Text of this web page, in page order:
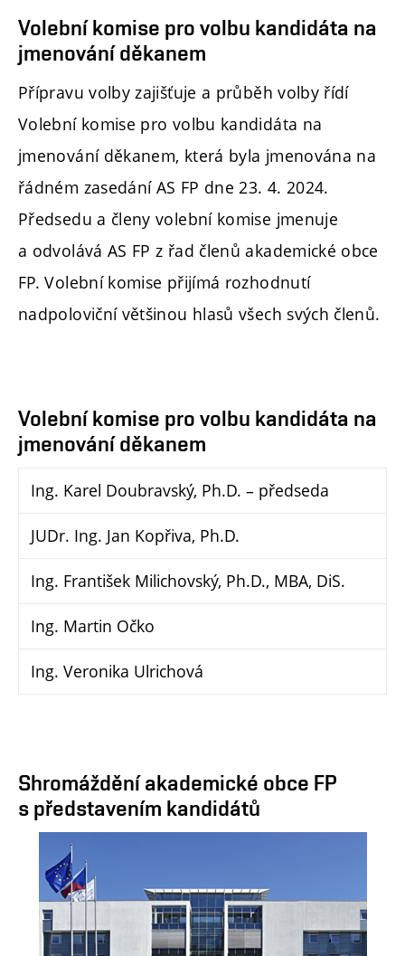
Volební komise pro volbu kandidáta na
jmenování děkanem
Přípravu volby zajišťuje a průběh volby řídí
Volební komise pro volbu kandidáta na
jmenování děkanem, která byla jmenována na
řádném zasedání AS FP dne 23. 4. 2024.
Předsedu a členy volební komise jmenuje
a odvolává AS FP z řad členů akademické obce
FP. Volební komise přijímá rozhodnutí
nadpoloviční většinou hlasů všech svých členů.
Volební komise pro volbu kandidáta na
jmenování děkanem
Ing. Karel Doubravský, Ph.D. – předseda
JUDr. Ing. Jan Kopřiva, Ph.D.
Ing. František Milichovský, Ph.D., MBA, DiS.
Ing. Martin Očko
Ing. Veronika Ulrichová
Shromáždění akademické obce FP
s představením kandidátů